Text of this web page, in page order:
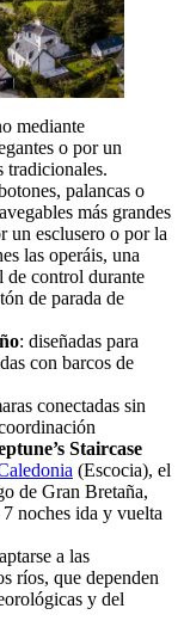
mediante
o por un
tradicionales.
palancas o
más grandes
un esclusero o por la
las operáis, una
de control durante
de parada de
: diseñadas para
con barcos de
conectadas sin
Staircase
(Escocia), el
de Gran Bretaña,
noches ida y vuelta
a las
ríos, que dependen
y del